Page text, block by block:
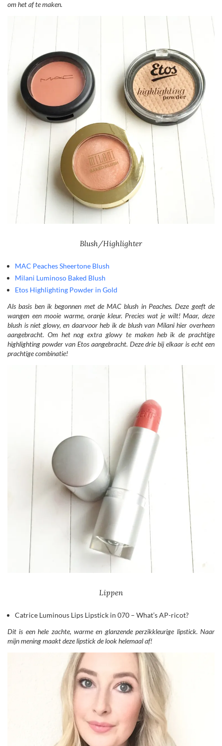
om het af te maken.
Blush/Highlighter
MAC Peaches Sheertone Blush
Milani Luminoso Baked Blush
Etos Highlighting Powder in Gold
Als basis ben ik begonnen met de MAC blush in Peaches. Deze geeft de
wangen een mooie warme, oranje kleur. Precies wat je wilt! Maar, deze
blush is niet glowy, en daarvoor heb ik de blush van Milani hier overheen
aangebracht. Om het nog extra glowy te maken heb ik de prachtige
highlighting powder van Etos aangebracht. Deze drie bij elkaar is echt een
prachtige combinatie!
Lippen
Catrice Luminous Lips Lipstick in 070 – What’s AP-ricot?
Dit is een hele zachte, warme en glanzende perzikkleurige lipstick. Naar
mijn mening maakt deze lipstick de look helemaal af!